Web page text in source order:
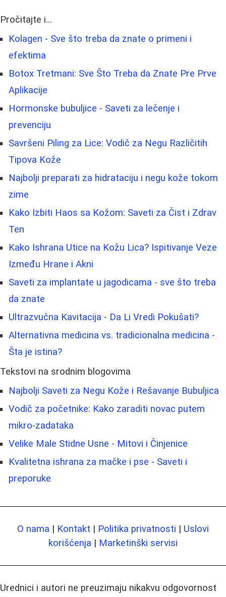
Pročitajte i...
Kolagen - Sve što treba da znate o primeni i
efektima
Botox Tretmani: Sve Što Treba da Znate Pre Prve
Aplikacije
Hormonske bubuljice - Saveti za lečenje i
prevenciju
Savršeni Piling za Lice: Vodič za Negu Različitih
Tipova Kože
Najbolji preparati za hidrataciju i negu kože tokom
zime
Kako Izbiti Haos sa Kožom: Saveti za Čist i Zdrav
Ten
Kako Ishrana Utice na Kožu Lica? Ispitivanje Veze
Između Hrane i Akni
Saveti za implantate u jagodicama - sve što treba
da znate
Ultrazvučna Kavitacija - Da Li Vredi Pokušati?
Alternativna medicina vs. tradicionalna medicina -
Šta je istina?
Tekstovi na srodnim blogovima
Najbolji Saveti za Negu Kože i Rešavanje Bubuljica
Vodič za početnike: Kako zaraditi novac putem
mikro-zadataka
Velike Male Stidne Usne - Mitovi i Činjenice
Kvalitetna ishrana za mačke i pse - Saveti i
preporuke
O nama | Kontakt | Politika privatnosti | Uslovi
korišćenja | Marketinški servisi
Urednici i autori ne preuzimaju nikakvu odgovornost